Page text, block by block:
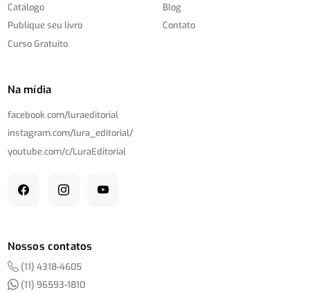
Catálogo
Publique seu livro
Curso Gratuito
Blog
Contato
Na mídia
facebook.com/luraeditorial
instagram.com/lura_editorial/
youtube.com/c/LuraEditorial
Nossos contatos
(11) 4318-4605
(11) 96593-1810